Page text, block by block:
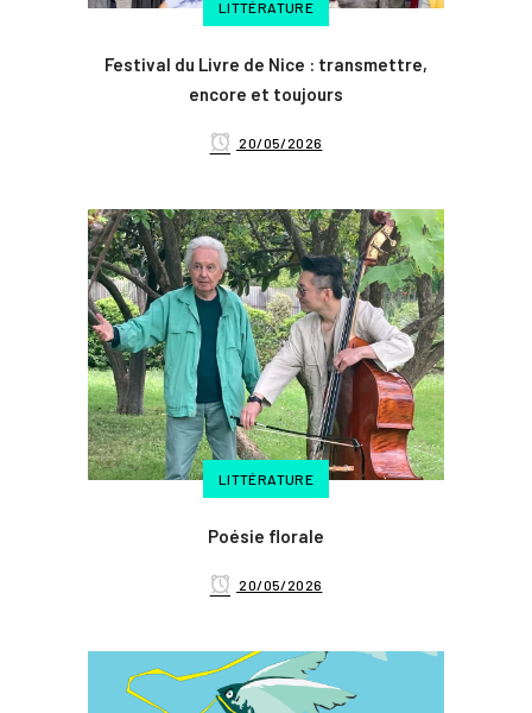
LITTÉRATURE
Festival du Livre de Nice : transmettre,
encore et toujours
20/05/2026
LITTÉRATURE
Poésie florale
20/05/2026